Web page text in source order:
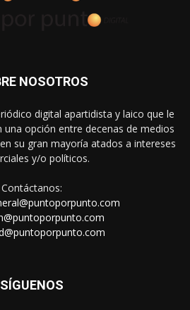
NOSOTROS
digital apartidista y laico que le
opción entre decenas de medios
su gran mayoría atados a intereses
y/o políticos.
Contáctanos:
SÍGUENOS